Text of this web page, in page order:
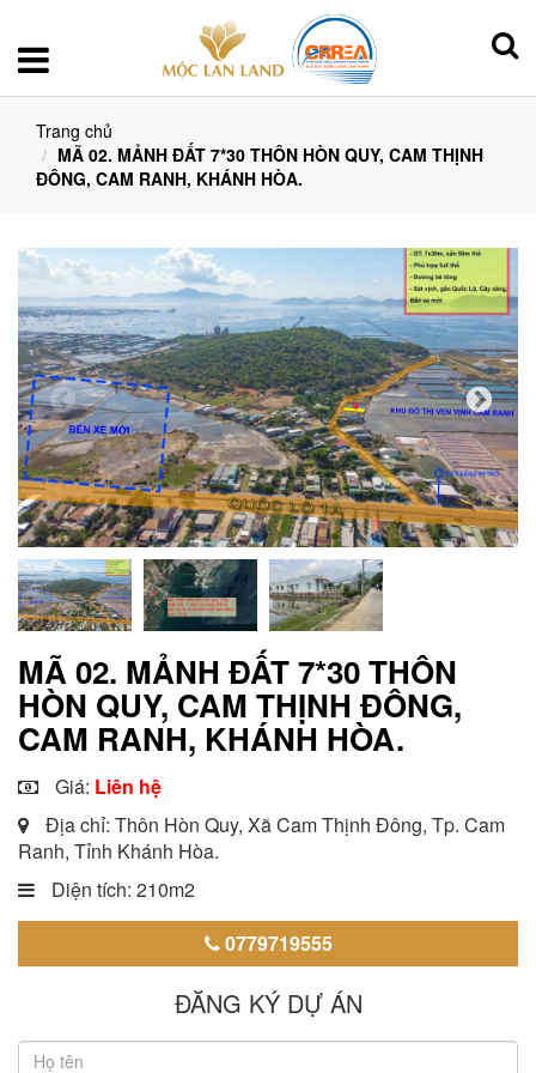
Trang chủ
MÃ 02. MẢNH ĐẤT 7*30 THÔN HÒN QUY, CAM THỊNH
ĐÔNG, CAM RANH, KHÁNH HÒA.
MÃ 02. MẢNH ĐẤT 7*30 THÔN
HÒN QUY, CAM THỊNH ĐÔNG,
CAM RANH, KHÁNH HÒA.
Giá: Liên hệ
Địa chỉ: Thôn Hòn Quy, Xã Cam Thịnh Đông, Tp. Cam
Ranh, Tỉnh Khánh Hòa.
Diện tích: 210m2
0779719555
ĐĂNG KÝ DỰ ÁN